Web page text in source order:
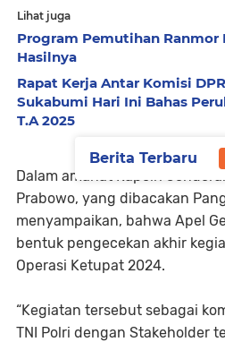
Lihat juga
Program Pemutihan Ranmor
Hasilnya
Rapat Kerja Antar Komisi
Sukabumi Hari Ini Bahas
T.A 2025
Dalam amanat Kapolri
Prabowo, yang dibacakan
menyampaikan, bahwa Apel
bentuk pengecekan akhir
Operasi Ketupat 2024.
“Kegiatan tersebut sebagai
TNI Polri dengan Stakeholder
Berita Terbaru